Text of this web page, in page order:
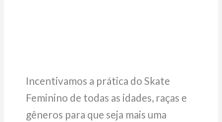
Incentivamos a prática do Skate
Feminino de todas as idades, raças e
gêneros para que seja mais uma